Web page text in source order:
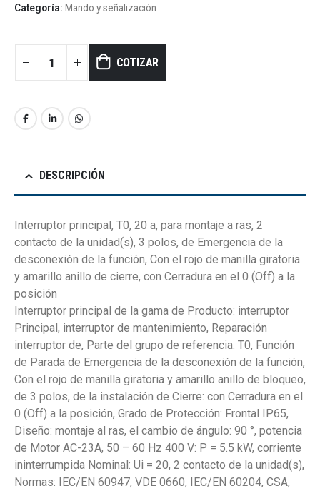
Categoría: Mando y señalización
COTIZAR
DESCRIPCIÓN
Interruptor principal, T0, 20 a, para montaje a ras, 2
contacto de la unidad(s), 3 polos, de Emergencia de la
desconexión de la función, Con el rojo de manilla giratoria
y amarillo anillo de cierre, con Cerradura en el 0 (Off) a la
posición
Interruptor principal de la gama de Producto: interruptor
Principal, interruptor de mantenimiento, Reparación
interruptor de, Parte del grupo de referencia: T0, Función
de Parada de Emergencia de la desconexión de la función,
Con el rojo de manilla giratoria y amarillo anillo de bloqueo,
de 3 polos, de la instalación de Cierre: con Cerradura en el
0 (Off) a la posición, Grado de Protección: Frontal IP65,
Diseño: montaje al ras, el cambio de ángulo: 90 °, potencia
de Motor AC-23A, 50 – 60 Hz 400 V: P = 5.5 kW, corriente
ininterrumpida Nominal: Ui = 20, 2 contacto de la unidad(s),
Normas: IEC/EN 60947, VDE 0660, IEC/EN 60204, CSA,